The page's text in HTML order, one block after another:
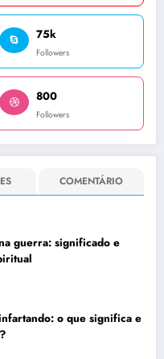
75k
Followers
800
Followers
COMENTÁRIO
guerra: significado e
o que significa e